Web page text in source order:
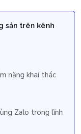
sản trên kênh
năng khai thác
Zalo trong lĩnh